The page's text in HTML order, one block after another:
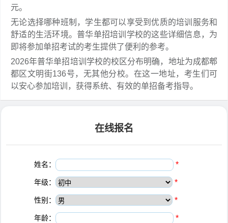
元。
无论选择哪种班制，学生都可以享受到优质的培训服务和
舒适的生活环境。普华单招培训学校的这些详细信息，为
即将参加单招考试的考生提供了便利的参考。
2026年普华单招培训学校的校区分布明确，地址为成都郫
都区文明街136号，无其他分校。在这一地址，考生们可
以安心参加培训，获得系统、有效的单招备考指导。
在线报名
姓名： *
年级： *
性别： *
年龄： *